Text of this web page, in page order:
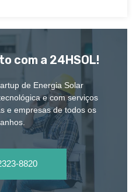
com a 24HSOL!
de Energia Solar
e com serviços
e empresas de todos os
8820